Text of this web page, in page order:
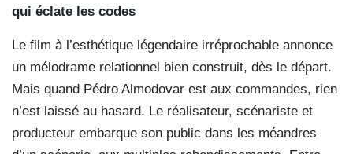
qui éclate les codes
Le film à l’esthétique légendaire irréprochable annonce
un mélodrame relationnel bien construit, dès le départ.
Mais quand Pédro Almodovar est aux commandes, rien
n’est laissé au hasard. Le réalisateur, scénariste et
producteur embarque son public dans les méandres